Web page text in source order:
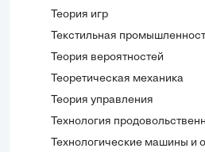
Теория игр
Текстильная
Теория вероятностей
Теоретическая механика
Теория управления
Технология
Технологические машины и